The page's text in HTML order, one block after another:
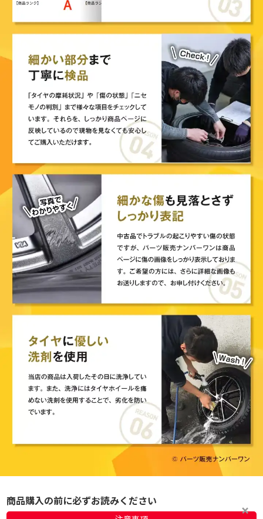
商品購入の前に必ずお読みください